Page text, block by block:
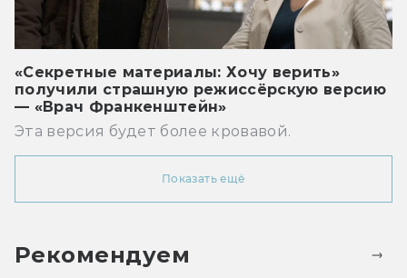
«Секретные материалы: Хочу верить»
получили страшную режиссёрскую версию
— «Врач Франкенштейн»
Эта версия будет более кровавой.
Показать ещё
Рекомендуем